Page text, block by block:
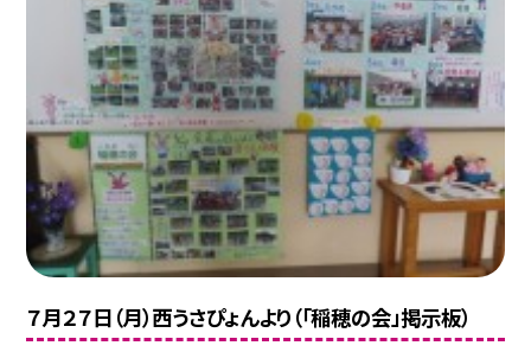
７月２７日（月）西うさぴょんより（「稲穂の会」掲示板）